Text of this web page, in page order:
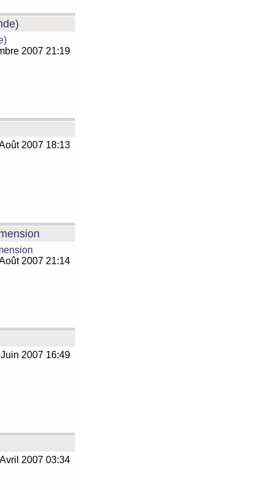
2007 21:19
2007 18:13
2007 21:14
2007 16:49
2007 03:34